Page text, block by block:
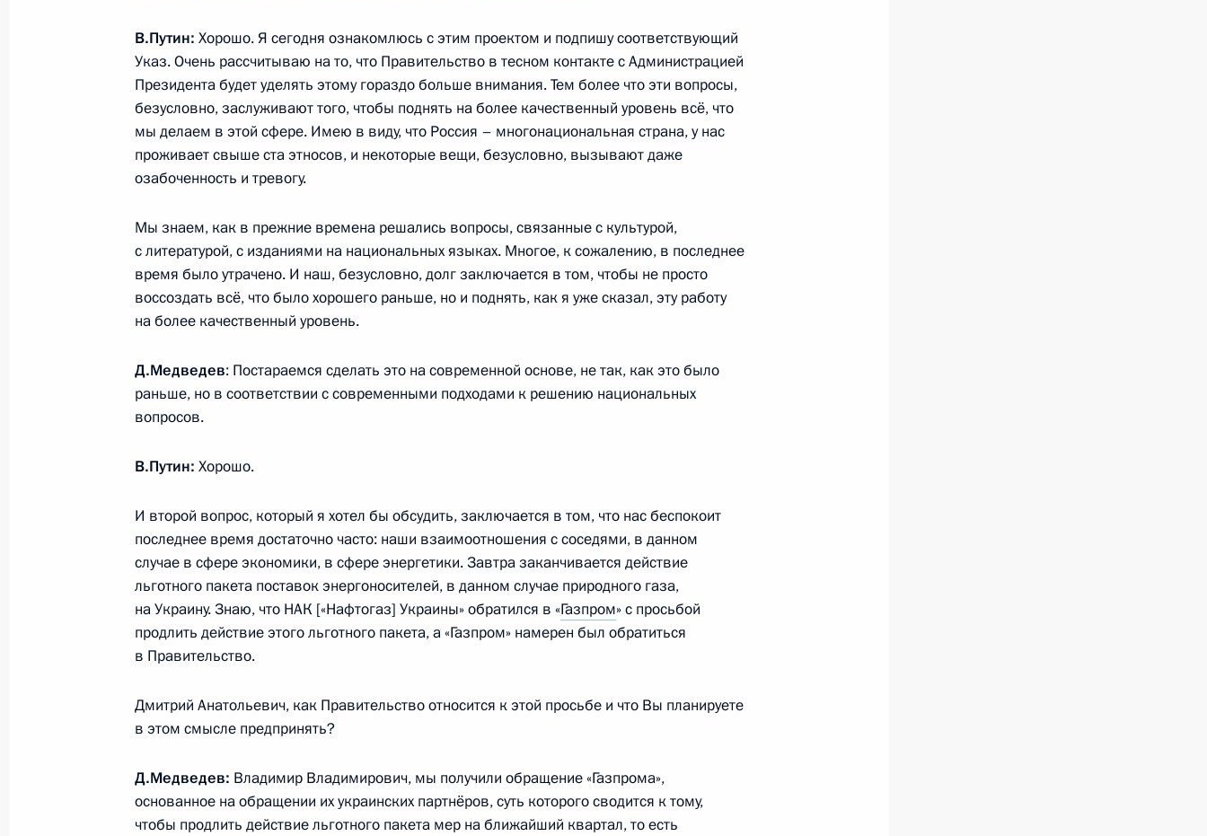
Совещание по вопросам развития Дальнего Востока
3 апреля 2015 года, 13:45 Московская область, Ново-Огарёво
2
3 апреля 2015 года, 09:00
2 апреля 2015 года, четверг
2 апреля 2015 года, 15:20 Московская область, Ново-Огарёво
Президент получает оперативные доклады о ходе спасательной
2 апреля 2015 года, 11:45
Поздравление Александру Лукашенко по случаю Дня единения
народов России и Беларуси
2 апреля 2015 года, 10:00
1 апреля 2015 года, среда
Совещание с членами Правительства
1 апреля 2015 года, 14:30
В.Путин: Хорошо. Я сегодня ознакомлюсь с этим проектом и подпишу соответствующий
Указ. Очень рассчитываю на то, что Правительство в тесном контакте с Администрацией
Президента будет уделять этому гораздо больше внимания. Тем более что эти вопросы,
безусловно, заслуживают того, чтобы поднять на более качественный уровень всё, что
мы делаем в этой сфере. Имею в виду, что Россия – многонациональная страна, у нас
проживает свыше ста этносов, и некоторые вещи, безусловно, вызывают даже
озабоченность и тревогу.
Мы знаем, как в прежние времена решались вопросы, связанные с культурой,
с литературой, с изданиями на национальных языках. Многое, к сожалению, в последнее
время было утрачено. И наш, безусловно, долг заключается в том, чтобы не просто
воссоздать всё, что было хорошего раньше, но и поднять, как я уже сказал, эту работу
на более качественный уровень.
Д.Медведев: Постараемся сделать это на современной основе, не так, как это было
раньше, но в соответствии с современными подходами к решению национальных
вопросов.
В.Путин: Хорошо.
И второй вопрос, который я хотел бы обсудить, заключается в том, что нас беспокоит
последнее время достаточно часто: наши взаимоотношения с соседями, в данном
случае в сфере экономики, в сфере энергетики. Завтра заканчивается действие
льготного пакета поставок энергоносителей, в данном случае природного газа,
на Украину. Знаю, что НАК [«Нафтогаз] Украины» обратился в «Газпром» с просьбой
продлить действие этого льготного пакета, а «Газпром» намерен был обратиться
в Правительство.
Дмитрий Анатольевич, как Правительство относится к этой просьбе и что Вы планируете
в этом смысле предпринять?
Д.Медведев: Владимир Владимирович, мы получили обращение «Газпрома»,
основанное на обращении их украинских партнёров, суть которого сводится к тому,
чтобы продлить действие льготного пакета мер на ближайший квартал, то есть